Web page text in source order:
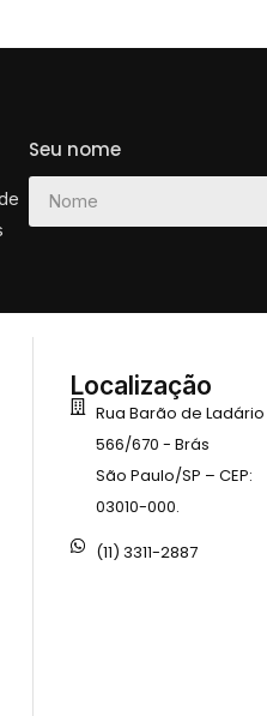
Seu nome
Localização
Rua Barão de Ladário
566/670 - Brás
São Paulo/SP – CEP:
03010-000.
(11) 3311-2887